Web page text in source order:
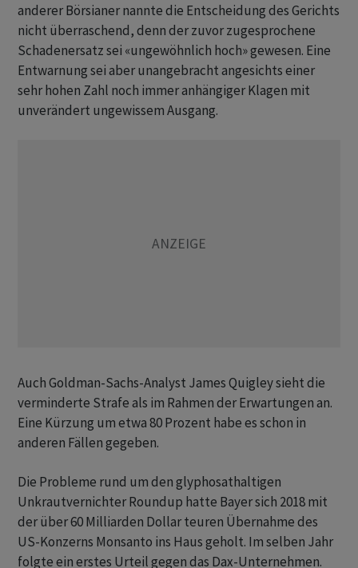
anderer Börsianer nannte die Entscheidung des Gerichts
nicht überraschend, denn der zuvor zugesprochene
Schadenersatz sei «ungewöhnlich hoch» gewesen. Eine
Entwarnung sei aber unangebracht angesichts einer
sehr hohen Zahl noch immer anhängiger Klagen mit
unverändert ungewissem Ausgang.
Auch Goldman-Sachs-Analyst James Quigley sieht die
verminderte Strafe als im Rahmen der Erwartungen an.
Eine Kürzung um etwa 80 Prozent habe es schon in
anderen Fällen gegeben.
Die Probleme rund um den glyphosathaltigen
Unkrautvernichter Roundup hatte Bayer sich 2018 mit
der über 60 Milliarden Dollar teuren Übernahme des
US-Konzerns Monsanto ins Haus geholt. Im selben Jahr
folgte ein erstes Urteil gegen das Dax-Unternehmen.